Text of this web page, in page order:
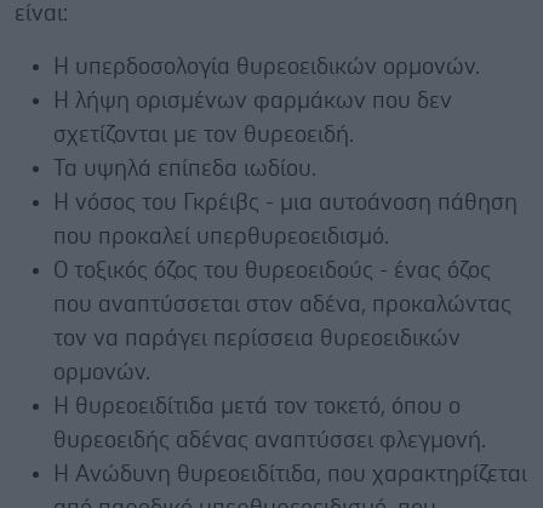
είναι:
Η υπερδοσολογία θυρεοειδικών ορμονών.
Η λήψη ορισμένων φαρμάκων που δεν
σχετίζονται με τον θυρεοειδή.
Τα υψηλά επίπεδα ιωδίου.
Η νόσος του Γκρέιβς - μια αυτοάνοση πάθηση
που προκαλεί υπερθυρεοειδισμό.
Ο τοξικός όζος του θυρεοειδούς - ένας όζος
που αναπτύσσεται στον αδένα, προκαλώντας
τον να παράγει περίσσεια θυρεοειδικών
ορμονών.
Η θυρεοειδίτιδα μετά τον τοκετό, όπου ο
θυρεοειδής αδένας αναπτύσσει φλεγμονή.
Η Ανώδυνη θυρεοειδίτιδα, που χαρακτηρίζεται